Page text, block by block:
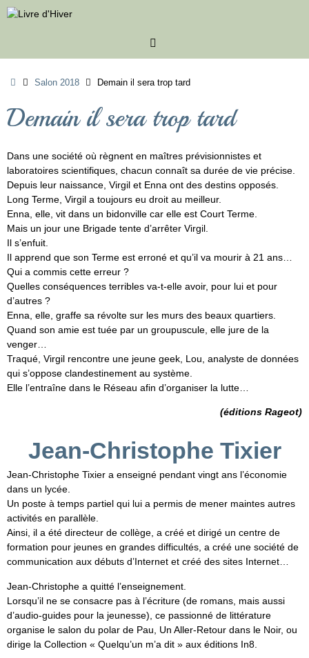
Passer
au
AccueilSalon 2018 Demain il sera trop tard
Demain il sera trop tard
Dans une société où règnent en maîtres prévisionnistes et
laboratoires scientifiques, chacun connaît sa durée de vie précise.
Depuis leur naissance, Virgil et Enna ont des destins opposés.
Long Terme, Virgil a toujours eu droit au meilleur.
Enna, elle, vit dans un bidonville car elle est Court Terme.
Mais un jour une Brigade tente d’arrêter Virgil.
Il s’enfuit.
Il apprend que son Terme est erroné et qu’il va mourir à 21 ans…
Qui a commis cette erreur ?
Quelles conséquences terribles va-t-elle avoir, pour lui et pour
d’autres ?
Enna, elle, graffe sa révolte sur les murs des beaux quartiers.
Quand son amie est tuée par un groupuscule, elle jure de la
venger…
Traqué, Virgil rencontre une jeune geek, Lou, analyste de données
qui s’oppose clandestinement au système.
Elle l’entraîne dans le Réseau afin d’organiser la lutte…
(éditions Rageot)
Jean-Christophe Tixier
Jean-Christophe Tixier a enseigné pendant vingt ans l’économie
dans un lycée.
Un poste à temps partiel qui lui a permis de mener maintes autres
activités en parallèle.
Ainsi, il a été directeur de collège, a créé et dirigé un centre de
formation pour jeunes en grandes difficultés, a créé une société de
communication aux débuts d’Internet et créé des sites Internet…
Jean-Christophe a quitté l’enseignement.
Lorsqu’il ne se consacre pas à l’écriture (de romans, mais aussi
d’audio-guides pour la jeunesse), ce passionné de littérature
organise le salon du polar de Pau, Un Aller-Retour dans le Noir, ou
dirige la Collection « Quelqu’un m’a dit » aux éditions In8.